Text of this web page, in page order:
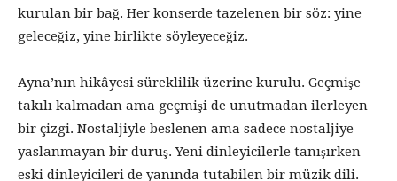
kurulan bir bağ. Her konserde tazelenen bir söz: yine
geleceğiz, yine birlikte söyleyeceğiz.
Ayna’nın hikâyesi süreklilik üzerine kurulu. Geçmişe
takılı kalmadan ama geçmişi de unutmadan ilerleyen
bir çizgi. Nostaljiyle beslenen ama sadece nostaljiye
yaslanmayan bir duruş. Yeni dinleyicilerle tanışırken
eski dinleyicileri de yanında tutabilen bir müzik dili.